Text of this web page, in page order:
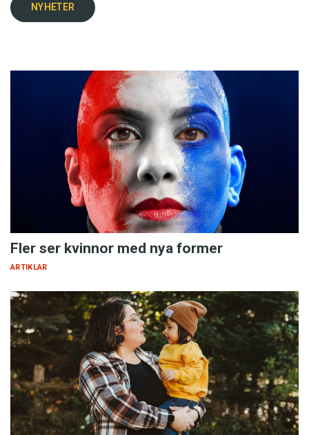
NYHETER
Fler ser kvinnor med nya former
ARTIKLAR